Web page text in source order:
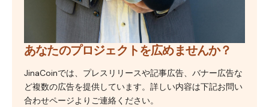
あなたのプロジェクトを広めませんか？
JinaCoinでは、プレスリリースや記事広告、バナー広告な
ど複数の広告を提供しています。詳しい内容は下記お問い
合わせページよりご連絡ください。